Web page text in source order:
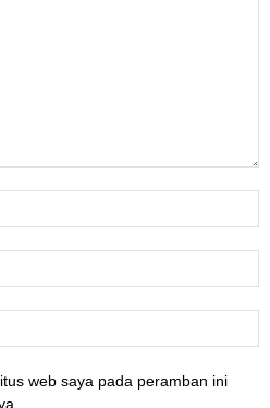
web saya pada peramban ini